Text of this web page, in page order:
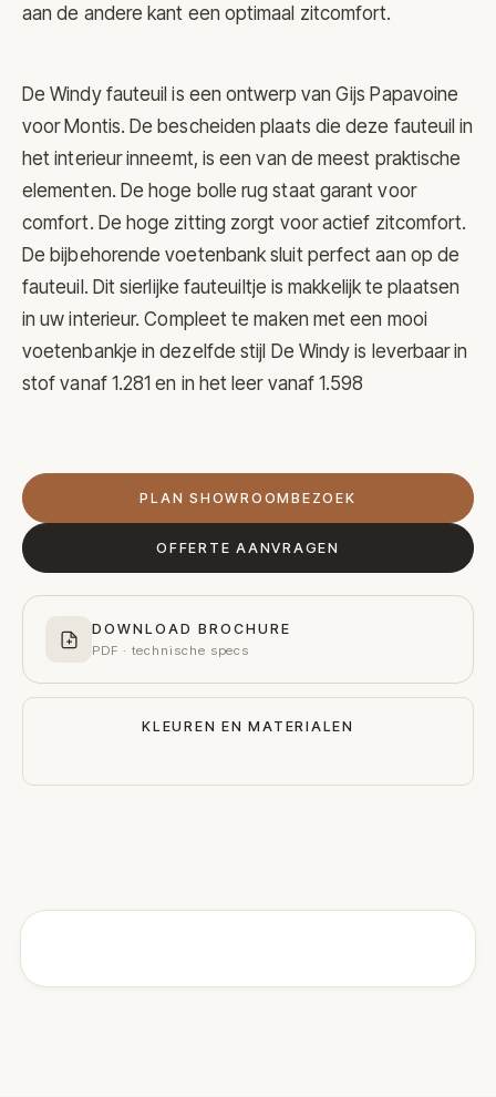
aan de andere kant een optimaal zitcomfort.
De Windy fauteuil is een ontwerp van Gijs Papavoine
voor Montis. De bescheiden plaats die deze fauteuil in
het interieur inneemt, is een van de meest praktische
elementen. De hoge bolle rug staat garant voor
comfort. De hoge zitting zorgt voor actief zitcomfort.
De bijbehorende voetenbank sluit perfect aan op de
fauteuil. Dit sierlijke fauteuiltje is makkelijk te plaatsen
in uw interieur. Compleet te maken met een mooi
voetenbankje in dezelfde stijl De Windy is leverbaar in
stof vanaf 1.281 en in het leer vanaf 1.598
PLAN SHOWROOMBEZOEK
OFFERTE AANVRAGEN
DOWNLOAD BROCHURE
PDF · technische specs
KLEUREN EN MATERIALEN